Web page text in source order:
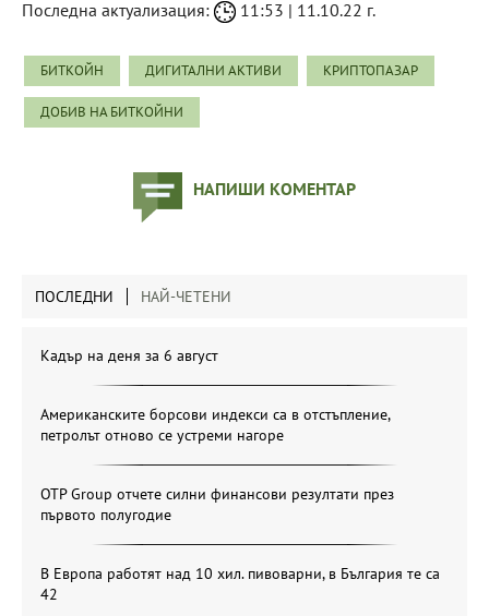
Последна актуализация: 11:53 | 11.10.22 г.
БИТКОЙН ДИГИТАЛНИ АКТИВИ КРИПТОПАЗАР
ДОБИВ НА БИТКОЙНИ
НАПИШИ КОМЕНТАР
ПОСЛЕДНИ НАЙ-ЧЕТЕНИ
Кадър на деня за 6 август
Американските борсови индекси са в отстъпление,
петролът отново се устреми нагоре
OTP Group отчете силни финансови резултати през
първото полугодие
В Европа работят над 10 хил. пивоварни, в България те са
42